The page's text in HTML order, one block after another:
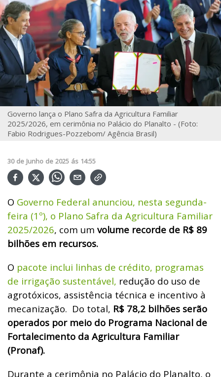
Governo lança o Plano Safra da Agricultura Familiar
2025/2026, em cerimônia no Palácio do Planalto - (Foto:
Fabio Rodrigues-Pozzebom/ Agência Brasil)
30 de Junho de 2025 ás 14:55
O Governo Federal anunciou, nesta segunda-
feira (1º), o Plano Safra da Agricultura Familiar
2025/2026, com um volume recorde de R$ 89
bilhões em recursos.
O pacote inclui linhas de crédito, programas
de irrigação sustentável, redução do uso de
agrotóxicos, assistência técnica e incentivo à
mecanização. Do total, R$ 78,2 bilhões serão
operados por meio do Programa Nacional de
Fortalecimento da Agricultura Familiar
(Pronaf).
Durante a cerimônia no Palácio do Planalto, o